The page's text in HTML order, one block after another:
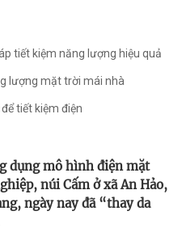
tiết kiệm năng lượng hiệu quả
lượng mặt trời mái nhà
tiết kiệm điện
dụng mô hình điện mặt
núi Cấm ở xã An Hảo,
ngày nay đã “thay da